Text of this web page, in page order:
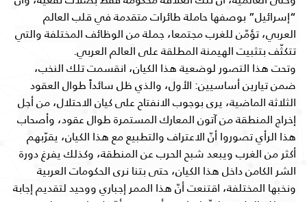
تتكثّف بتثبيت الهيمنة المطلقة على العالم العربي.
وتحت هذا التصور لوضعية هذا الكيان